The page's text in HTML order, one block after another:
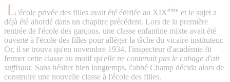
L 'école privée des filles avait été édifiée au XIXème et le sujet a
déjà été abordé dans un chapitre précédent. Lors de la première
rentrée de l'école des garçons, une classe enfantine mixte avait été
ouverte à l'école des filles pour alléger la tâche du vicaire-instituteur.
Or, il se trouva qu'en novembre 1934, l'inspecteur d'académie fit
fermer cette classe au motif qu'elle ne contenait pas le cubage d'air
suffisant. Sans hésiter bien longtemps, l'abbé Champ décida alors de
construire une nouvelle classe à l'école des filles.